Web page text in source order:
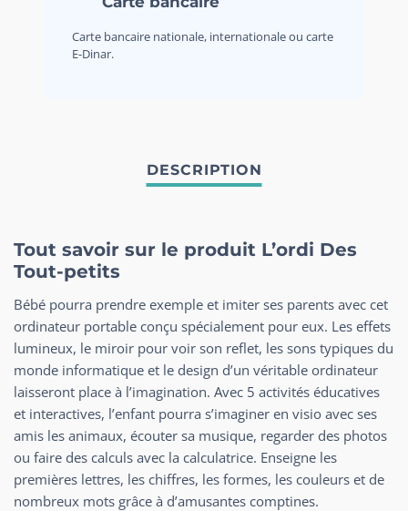
Carte bancaire nationale, internationale ou carte
E-Dinar.
Tout savoir sur le produit L’ordi Des
Tout-petits
Bébé pourra prendre exemple et imiter ses parents avec cet
ordinateur portable conçu spécialement pour eux. Les effets
lumineux, le miroir pour voir son reflet, les sons typiques du
monde informatique et le design d’un véritable ordinateur
laisseront place à l’imagination. Avec 5 activités éducatives
et interactives, l’enfant pourra s’imaginer en visio avec ses
amis les animaux, écouter sa musique, regarder des photos
ou faire des calculs avec la calculatrice. Enseigne les
premières lettres, les chiffres, les formes, les couleurs et de
nombreux mots grâce à d’amusantes comptines.